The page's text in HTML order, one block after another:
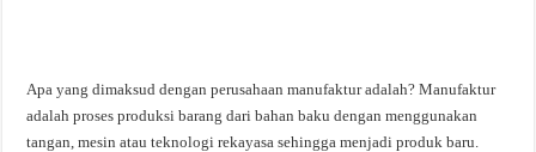
Apa yang dimaksud dengan perusahaan manufaktur adalah? Manufaktur
adalah proses produksi barang dari bahan baku dengan menggunakan
tangan, mesin atau teknologi rekayasa sehingga menjadi produk baru.